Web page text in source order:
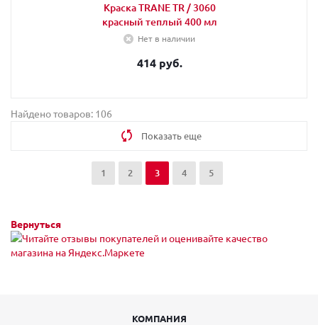
Краска TRANE TR / 3060
красный теплый 400 мл
Нет в наличии
414 руб.
Найдено товаров: 106
Показать еще
1 2 3 4 5
Вернуться
КОМПАНИЯ